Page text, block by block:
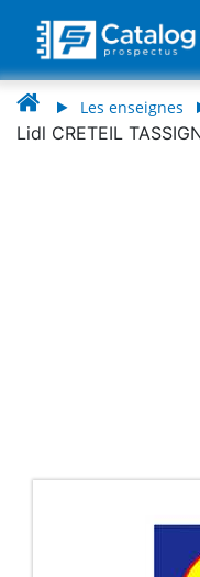
Les enseignes
Lidl CRETEIL